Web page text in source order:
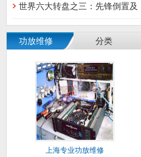
世界六大转盘之三：先锋倒置及
功放维修 分类
上海专业功放维修